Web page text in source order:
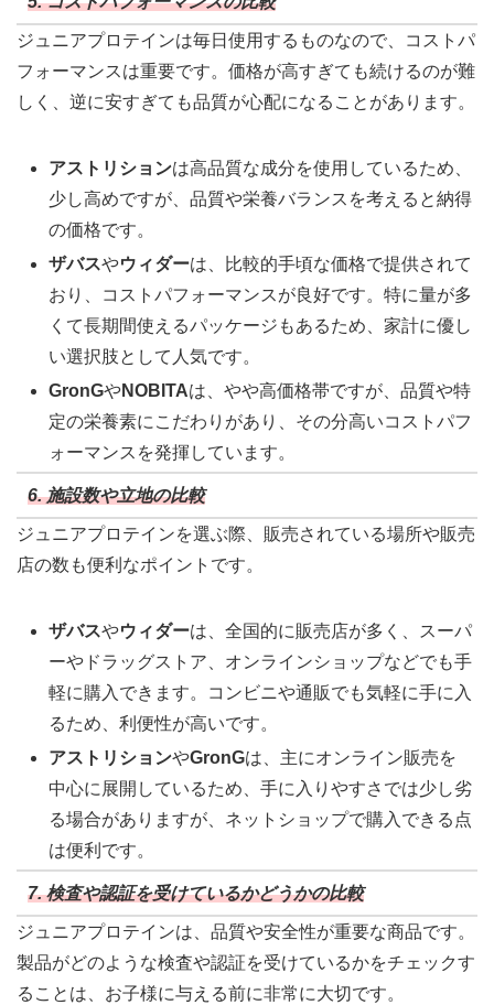
ジュニアプロテインは毎日使用するものなので、コストパ
フォーマンスは重要です。価格が高すぎても続けるのが難
しく、逆に安すぎても品質が心配になることがあります。
アストリションは高品質な成分を使用しているため、
少し高めですが、品質や栄養バランスを考えると納得
の価格です。
ザバスやウィダーは、比較的手頃な価格で提供されて
おり、コストパフォーマンスが良好です。特に量が多
くて長期間使えるパッケージもあるため、家計に優し
い選択肢として人気です。
GronGやNOBITAは、やや高価格帯ですが、品質や特
定の栄養素にこだわりがあり、その分高いコストパフ
ォーマンスを発揮しています。
6. 施設数や立地の比較
ジュニアプロテインを選ぶ際、販売されている場所や販売
店の数も便利なポイントです。
ザバスやウィダーは、全国的に販売店が多く、スーパ
ーやドラッグストア、オンラインショップなどでも手
軽に購入できます。コンビニや通販でも気軽に手に入
るため、利便性が高いです。
アストリションやGronGは、主にオンライン販売を
中心に展開しているため、手に入りやすさでは少し劣
る場合がありますが、ネットショップで購入できる点
は便利です。
7. 検査や認証を受けているかどうかの比較
ジュニアプロテインは、品質や安全性が重要な商品です。
製品がどのような検査や認証を受けているかをチェックす
ることは、お子様に与える前に非常に大切です。